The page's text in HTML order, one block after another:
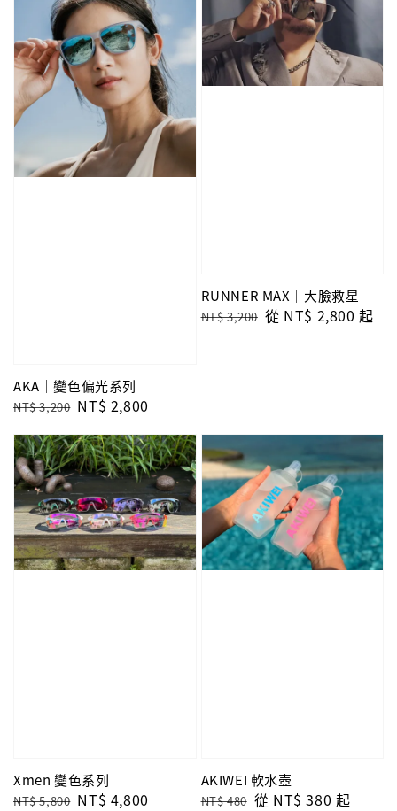
AKA｜變色偏光系列
Regular
NT$ 3,200 Sale
NT$ 2,800
RUNNER MAX｜大臉救星
Regular
NT$ 3,200 Sale
從 NT$ 2,800 起
Xmen 變色系列
Regular
NT$ 5,800 Sale
NT$ 4,800
AKIWEI 軟水壺
Regular
NT$ 480 Sale
從 NT$ 380 起